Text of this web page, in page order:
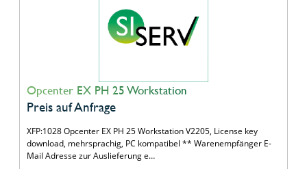
Opcenter EX PH 25 Workstation
Preis auf Anfrage
XFP:1028 Opcenter EX PH 25 Workstation V2205, License key
download, mehrsprachig, PC kompatibel ** Warenempfänger E-
Mail Adresse zur Auslieferung e…